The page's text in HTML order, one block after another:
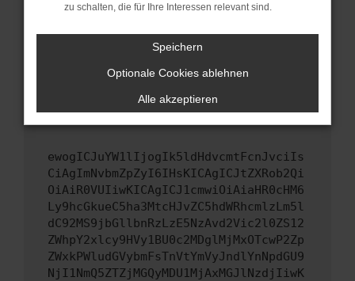
unterstützt werden.
Wende dich an den Webseitenbetreiber.
Wenn du alle oben genannten Schritte versucht
hast, kontaktiere uns bitte. Wir werden
versuchen, das Problem zu beheben. Du kannst
uns diesen Text schicken, um uns bei der
ewogICJuYW1lIjogIk5ldHdvcmtFcnJvciIs
CiAgImNvbmZpZyI6IHsKICAgICJtZXRob2Qi
OiAiR0VUIiwKICAgICJ1cmwiOiAiaHR0cHM6
Ly9hcGkueC5ha3MtcHJvZC5hdWRhcmlzLm5l
dC92MS9jbGllbnRzLzE5NzAvd2Vic2l0ZS12
ZWhpY2xlcy9HVy1BU0c2MDglMjMxOTcwP2Zp
ZWxkPWludGVybmFsTnVtYmVyJndlYnNpdGU9
NjI1NmQ5ZTZjMGQyMDU1MjAxMGJlNzdjIiwK
zu schalten, die für Ihre Interessen relevant sind.
Speichern
Optionale Cookies ablehnen
Alle akzeptieren